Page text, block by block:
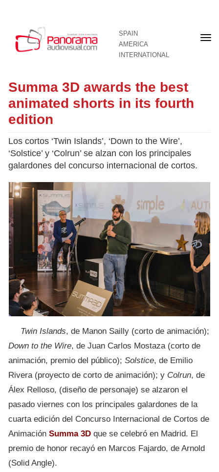
SPAIN
AMERICA
INTERNATIONAL
Summa 3D awards the best
animated shorts in its fourth
edition
Los cortos ‘Twin Islands’, ‘Down to the Wire’,
‘Solstice’ y ‘Colrun’ se alzan con los principales
galardones del concurso internacional de cortos.
Twin Islands, de Manon Sailly (corto de animación);
Down to the Wire, de Juan Carlos Mostaza (corto de
animación, premio del público); Solstice, de Emilio
Rivera (proyecto de corto de animación); y Colrun, de
Álex Relloso, (diseño de personaje) se alzaron el
pasado viernes con los principales galardones de la
cuarta edición del Concurso Internacional de Cortos de
Animación Summa 3D que se celebró en Madrid. El
premio de honor recayó en Marcos Fajardo, de Arnold
(Solid Angle).